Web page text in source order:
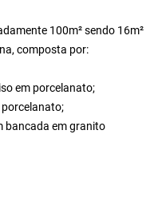
100m² sendo 16m²
composta por:
em porcelanato;
porcelanato;
bancada em granito